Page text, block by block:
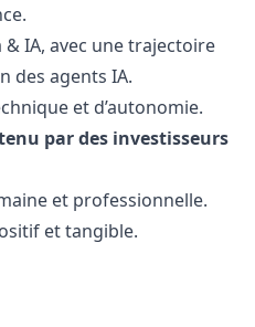
IA, avec une trajectoire
des agents IA.
et d’autonomie.
par des investisseurs
et professionnelle.
et tangible.